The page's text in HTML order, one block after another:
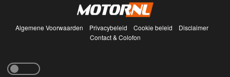
Algemene Voorwaarden Privacybeleid Cookie beleid
Disclaimer
Contact & Colofon